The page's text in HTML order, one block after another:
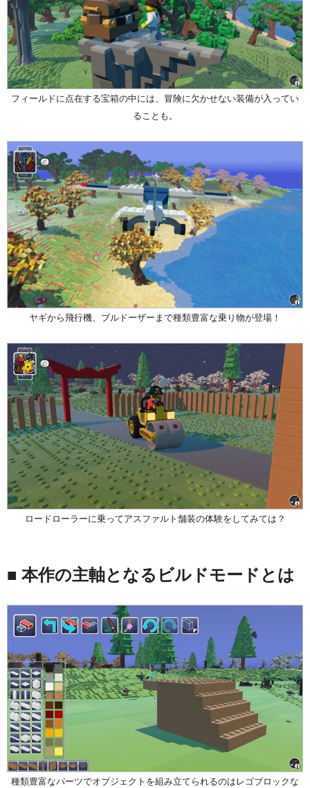
フィールドに点在する宝箱の中には、冒険に欠かせない装備が入ってい
ることも。
ヤギから飛行機、ブルドーザーまで種類豊富な乗り物が登場！
ロードローラーに乗ってアスファルト舗装の体験をしてみては？
■ 本作の主軸となるビルドモードとは
種類豊富なパーツでオブジェクトを組み立てられるのはレゴブロックな